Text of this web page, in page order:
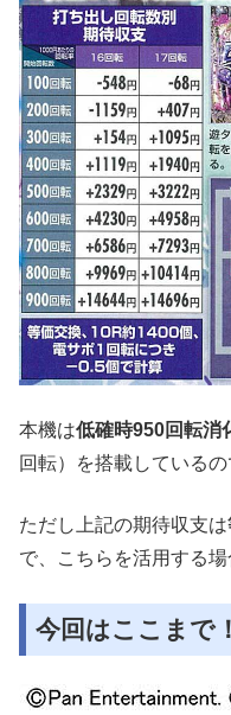
本機は低確時950回転消
回転）を搭載している
ただし上記の期待収支は
で、こちらを活用する場
今回はここま